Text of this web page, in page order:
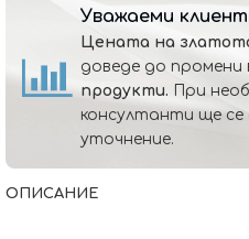
Уважаеми
Цената на
доведе до промени
продукти. При
консултанти ще се
уточнение.
ОПИСАНИЕ